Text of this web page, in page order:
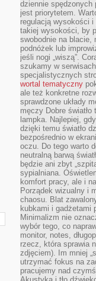
dziennie spędzonych
jest priorytetem.
regulacją wysokości i
takiej wysokości, by
swobodnie na blacie,
podnóżek lub
jeśli nogi „wiszą”.
szukamy w
specjalistycznych
wortal tematyczny
ale też konkretne
sprawdzone układy
męczy Dobre
lampka. Najlepiej,
dzięki temu światło
bezpośrednio w
oczu. Do tego warto
neutralną barwą
będzie ani zbyt
sypialniana.
komfort pracy, ale i
Porządek wizualny i
chaosu. Blat
kubkami i gadżetami
Minimalizm nie
wybór tego, co
monitor, notes,
rzecz, która sprawia
zdjęciem). Im mniej
utrzymać fokus na
pracujemy nad